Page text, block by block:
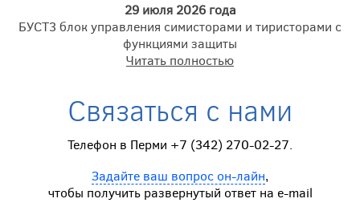
29 июля 2026 года
БУСТ3 блок управления симисторами и тиристорами с
функциями защиты
Читать полностью
Связаться с нами
Телефон в Перми +7 (342) 270-02-27.
Задайте ваш вопрос он-лайн,
чтобы получить развернутый ответ на e-mail